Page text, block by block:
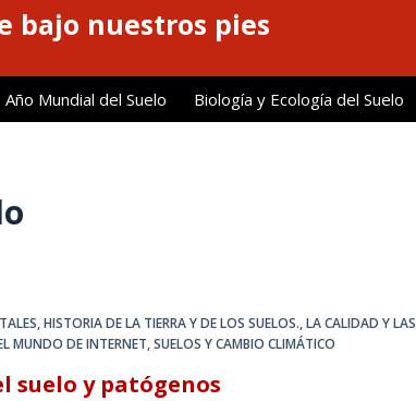
bajo nuestros pies
Año Mundial del Suelo Biología y Ecología del Suelo
,HISTORIA DE LA TIERRA Y DE LOS SUELOS.,LA CALIDAD Y LAS
MUNDO DE INTERNET,SUELOS Y CAMBIO CLIMÁTICO
suelo y patógenos